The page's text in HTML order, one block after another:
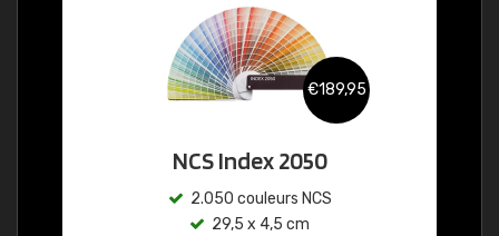
€189,95
NCS Index 2050
2.050 couleurs NCS
29,5 x 4,5 cm